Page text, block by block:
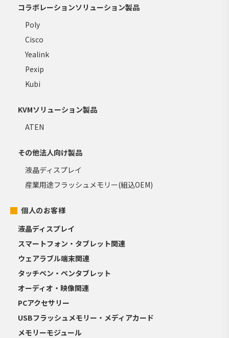
コラボレーションソリューション製品
Poly
Cisco
Yealink
Pexip
Kubi
KVMソリューション製品
ATEN
その他法人向け製品
液晶ディスプレイ
産業用途フラッシュメモリー(組込OEM)
個人のお客様
液晶ディスプレイ
スマートフォン・タブレット関連
ウェアラブル端末関連
タッチペン・ペンタブレット
オーディオ・映像関連
PCアクセサリー
USBフラッシュメモリー・メディアカード
メモリーモジュール